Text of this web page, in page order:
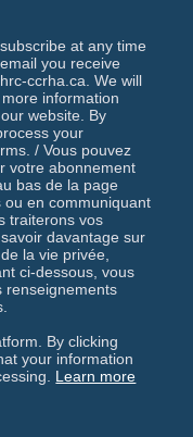
at any time
you receive
ccrha.ca. We will
information
website. By
your
/ Vous pouvez
votre abonnement
bas de la page
en communiquant
traiterons vos
davantage sur
la vie privée,
ci-dessous, vous
renseignements
By clicking
your information
Learn more